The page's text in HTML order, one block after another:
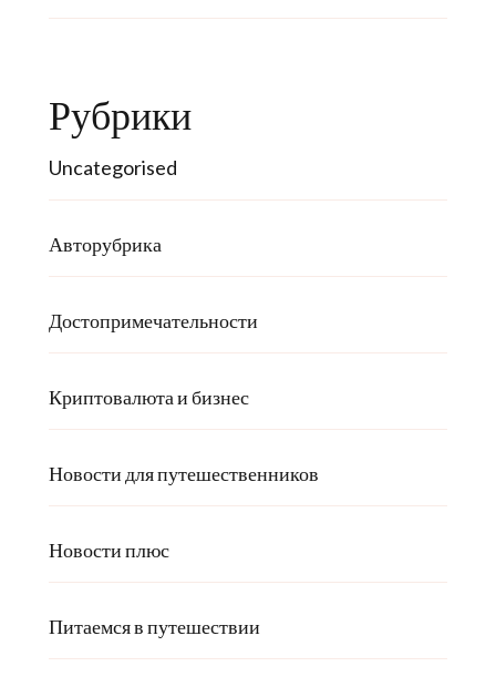
Рубрики
Uncategorised
Авторубрика
Достопримечательности
Криптовалюта и бизнес
Новости для путешественников
Новости плюс
Питаемся в путешествии